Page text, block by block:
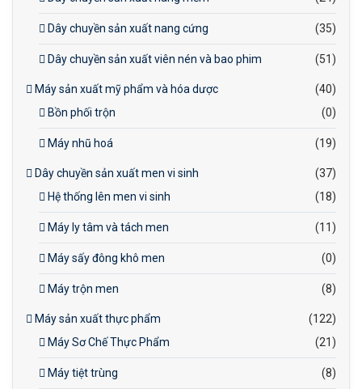
Dây chuyền sản xuất nang cứng (35)
Dây chuyền sản xuất viên nén và bao phim (51)
Máy sản xuất mỹ phẩm và hóa dược
(40)
Bồn phối trộn
(0)
Máy nhũ hoá (19)
Dây chuyền sản xuất men vi sinh
(37)
Hệ thống lên men vi sinh
(18)
Máy ly tâm và tách men (11)
Máy sấy đông khô men (0)
Máy trộn men (8)
Máy sản xuất thực phẩm
(122)
Máy Sơ Chế Thực Phẩm
(21)
Máy tiệt trùng (8)